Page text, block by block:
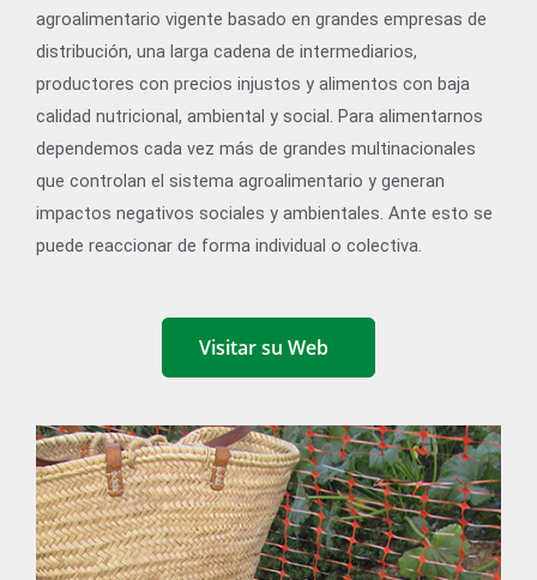
agroalimentario vigente basado en grandes empresas de
distribución, una larga cadena de intermediarios,
productores con precios injustos y alimentos con baja
calidad nutricional, ambiental y social. Para alimentarnos
dependemos cada vez más de grandes multinacionales
que controlan el sistema agroalimentario y generan
impactos negativos sociales y ambientales. Ante esto se
puede reaccionar de forma individual o colectiva.
Visitar su Web